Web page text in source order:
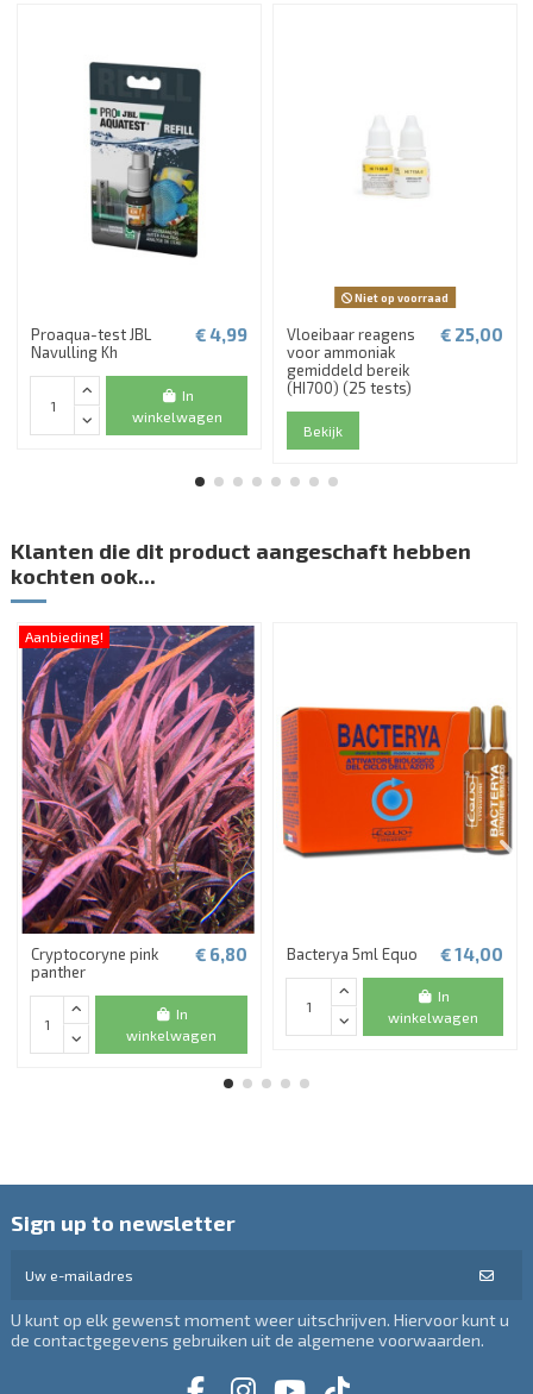
Proaqua-test JBL
Navulling Kh
€ 4,99
In
winkelwagen
Niet op voorraad
Vloeibaar reagens
voor ammoniak
gemiddeld bereik
(HI700) (25 tests)
€ 25,00
Bekijk
Klanten die dit product aangeschaft hebben
kochten ook...
Aanbieding!
Cryptocoryne pink
panther
€ 6,80
In
winkelwagen
Bacterya 5ml Equo € 14,00
In
winkelwagen
Sign up to newsletter
U kunt op elk gewenst moment weer uitschrijven. Hiervoor kunt u
de contactgegevens gebruiken uit de algemene voorwaarden.